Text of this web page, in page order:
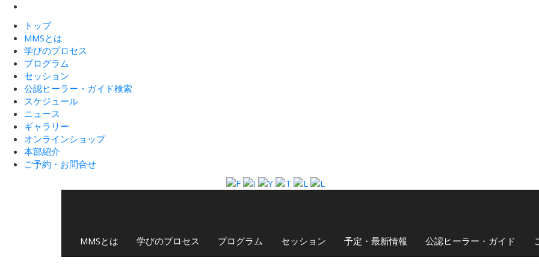
トップ
MMSとは
学びのプロセス
プログラム
セッション
公認ヒーラー・ガイド検索
スケジュール
ニュース
ギャラリー
オンラインショップ
本部紹介
ご予約・お問合せ
MMSとは 学びのプロセス プログラム セッション 予定・最新情報 公認ヒーラー・ガイド